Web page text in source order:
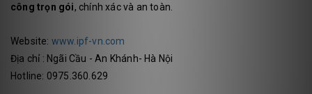
công trọn gói, chính xác và an toàn.
Website: www.ipf-vn.com
Địa chỉ : Ngãi Cầu - An Khánh- Hà Nội
Hotline: 0975.360.629